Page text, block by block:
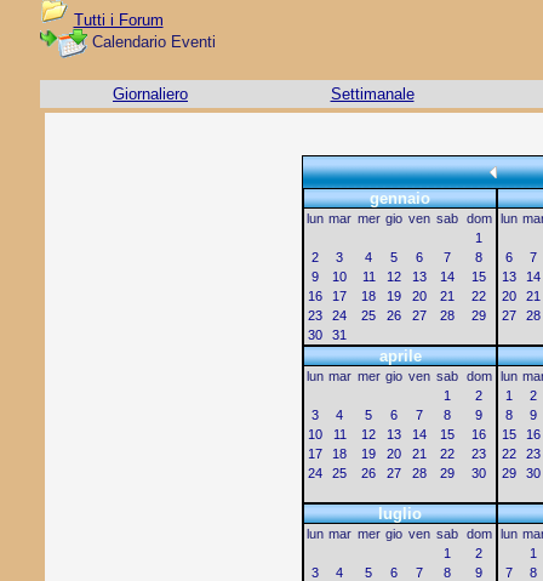
Tutti i Forum
Calendario Eventi
Giornaliero Settimanale
gennaio
lun mar mer gio ven sab dom
1
2
3 4 5 6 7
8
9
10 11 12 13 14
15
16
17 18 19 20 21
22
23
24 25 26 27 28
29
30
31
lun
6
7
13
14
20
21
27
28
aprile
lun mar mer gio ven sab dom
1
2
3
4 5 6 7 8
9
10
11 12 13 14 15
16
17
18 19 20 21 22
23
24
25 26 27 28 29 30
lun
1
2
8
9
15
16
22
23
29
30
luglio
lun mar mer gio ven sab dom
1
2
3
4 5 6 7 8
9
lun
1
7
8